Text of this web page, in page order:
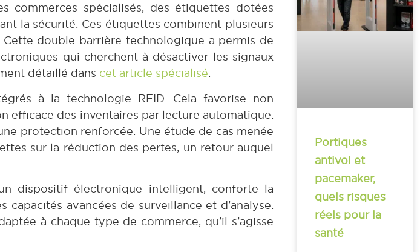
commerces spécialisés, des étiquettes dotées
la sécurité. Ces étiquettes combinent plusieurs
double barrière technologique a permis de
qui cherchent à désactiver les signaux
détaillé dans cet article spécialisé.
à la technologie RFID. Cela favorise non
efficace des inventaires par lecture automatique.
protection renforcée. Une étude de cas menée
sur la réduction des pertes, un retour auquel
dispositif électronique intelligent, conforte la
avancées de surveillance et d’analyse.
à chaque type de commerce, qu’il s’agisse
Portiques
antivol et
pacemaker,
quels risques
réels pour la
santé